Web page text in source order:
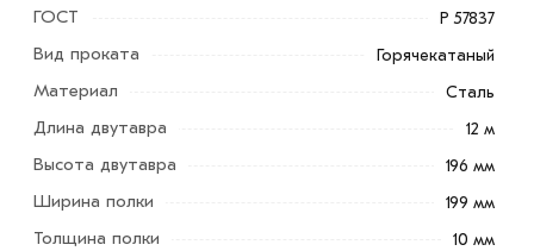
ГОСТ Р 57837
Вид проката Горячекатаный
Материал Сталь
Длина двутавра 12 м
Высота двутавра 196 мм
Ширина полки 199 мм
Толщина полки 10 мм